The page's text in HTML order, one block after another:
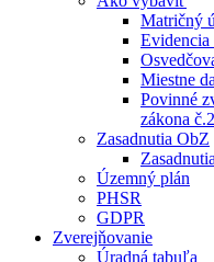
Matričný
Miestne
Povinné
zákona
Zasadnutia ObZ
Územný plán
PHSR
GDPR
Zverejňovanie
Úradná tabuľa